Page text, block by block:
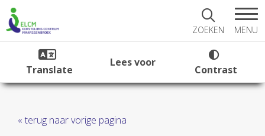
ZOEKEN MENU
Translate
Lees voor
Contrast
« terug naar vorige pagina